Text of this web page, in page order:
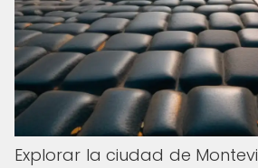
Explorar la ciudad de